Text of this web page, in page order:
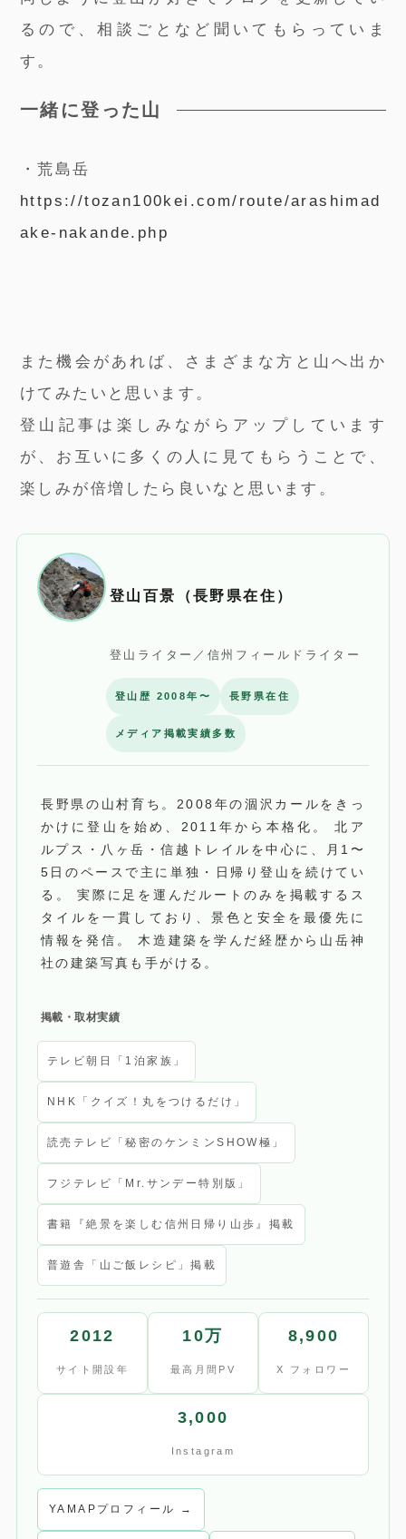
るので、相談ごとなど聞いてもらっていま
す。
一緒に登った山
・荒島岳
https://tozan100kei.com/route/arashimad
ake-nakande.php
また機会があれば、さまざまな方と山へ出か
けてみたいと思います。
登山記事は楽しみながらアップしています
が、お互いに多くの人に見てもらうことで、
楽しみが倍増したら良いなと思います。
登山百景（長野県在住）
登山ライター／信州フィールドライター
登山歴 2008年〜 長野県在住
メディア掲載実績多数
長野県の山村育ち。2008年の涸沢カールをきっ
かけに登山を始め、2011年から本格化。 北ア
ルプス・八ヶ岳・信越トレイルを中心に、月1〜
5日のペースで主に単独・日帰り登山を続けてい
る。 実際に足を運んだルートのみを掲載するス
タイルを一貫しており、景色と安全を最優先に
情報を発信。 木造建築を学んだ経歴から山岳神
社の建築写真も手がける。
掲載・取材実績
テレビ朝日「1泊家族」
NHK「クイズ！丸をつけるだけ」
読売テレビ「秘密のケンミンSHOW極」
フジテレビ「Mr.サンデー特別版」
書籍『絶景を楽しむ信州日帰り山歩』掲載
普遊舎「山ご飯レシピ」掲載
2012
サイト開設年
10万
最高月間PV
8,900
X フォロワー
3,000
Instagram
YAMAPプロフィール →